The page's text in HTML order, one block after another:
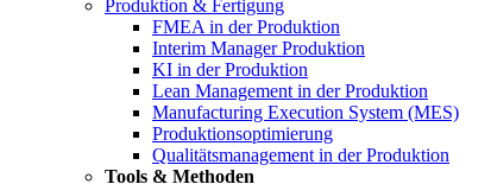
Produktion & Fertigung
FMEA in der Produktion
Interim Manager Produktion
KI in der Produktion
Lean Management in der Produktion
Manufacturing Execution System (MES)
Produktionsoptimierung
Qualitätsmanagement in der Produktion
Tools & Methoden